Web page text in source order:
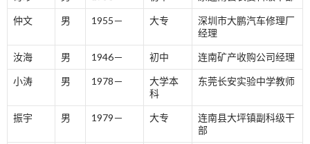
仲文 男 1955－ 大专
深圳市大鹏汽车修理厂
经理
汝海 男 1946－ 初中 连南矿产收购公司经理
小涛 男 1978－
大学本
科
东莞长安实验中学教师
振宇 男 1979－ 大专
连南县大坪镇副科级干
部